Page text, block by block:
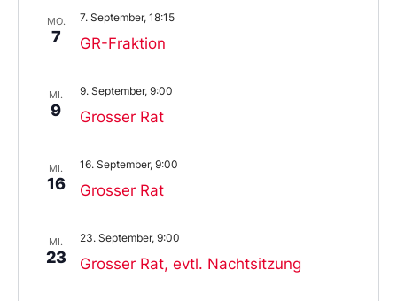
aus.
MO.
7 GR-Fraktion
7. September, 18:15
MI.
9 Grosser Rat
9. September, 9:00
MI.
16 Grosser Rat
16. September, 9:00
MI.
23 Grosser Rat, evtl. Nachtsitzung
23. September, 9:00